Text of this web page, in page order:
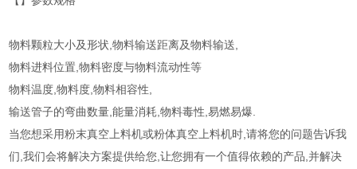
物料颗粒大小及形状,物料输送距离及物料输送,
物料进料位置,物料密度与物料流动性等
物料温度,物料度,物料相容性,
输送管子的弯曲数量,能量消耗,物料毒性,易燃易爆.
当您想采用粉末真空上料机或粉体真空上料机时,请将您的问题告诉我
们,我们会将解决方案提供给您,让您拥有一个值得依赖的产品,并解决